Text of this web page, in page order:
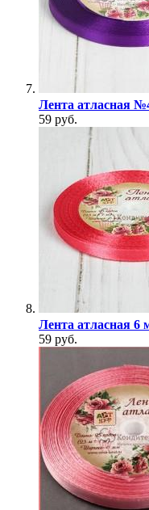
Лента атласная
59 руб.
Лента атласная 6
59 руб.